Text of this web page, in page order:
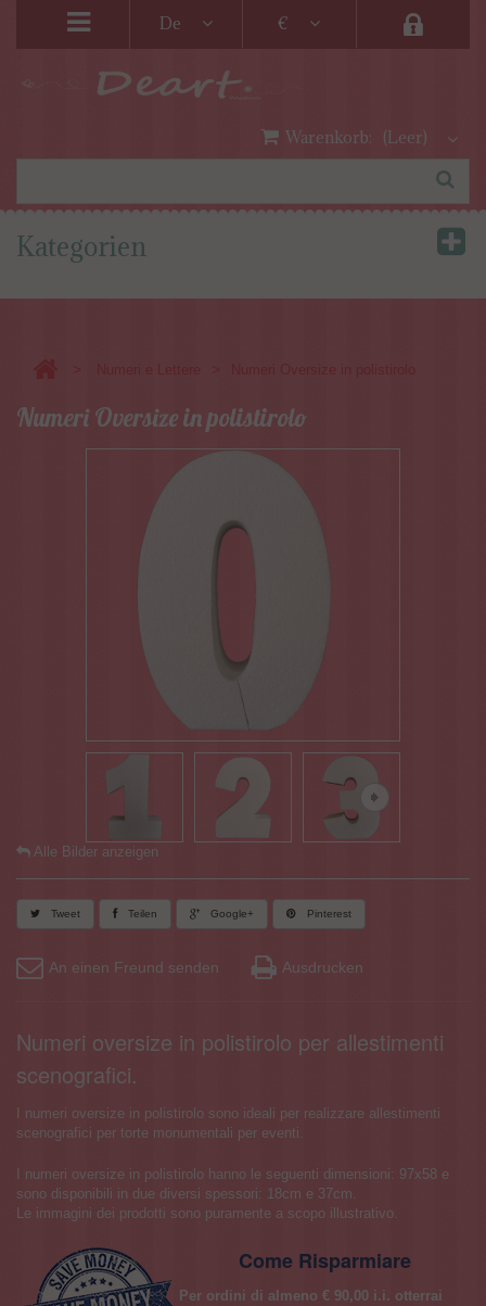
De €
Warenkorb: (Leer)
Kategorien
Numeri Oversize in polistirolo
Alle Bilder anzeigen
Tweet Teilen Google+ Pinterest
An einen Freund senden Ausdrucken
Numeri oversize in polistirolo per allestimenti
scenografici.
I numeri oversize in polistirolo sono ideali per realizzare allestimenti
scenografici per torte monumentali per eventi.
I numeri oversize in polistirolo hanno le seguenti dimensioni: 97x58 e
sono disponibili in due diversi spessori: 18cm e 37cm.
Le immagini dei prodotti sono puramente a scopo illustrativo.
Come Risparmiare
Per ordini di almeno € 90,00 i.i. otterrai